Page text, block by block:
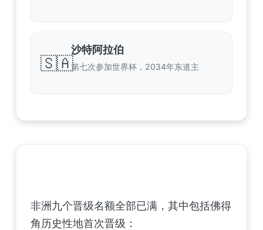
🇸🇦
沙特阿拉伯
第七次参加世界杯，2034年东道主
非洲九个晋级名额全部已满，其中包括佛得
角历史性地首次晋级：